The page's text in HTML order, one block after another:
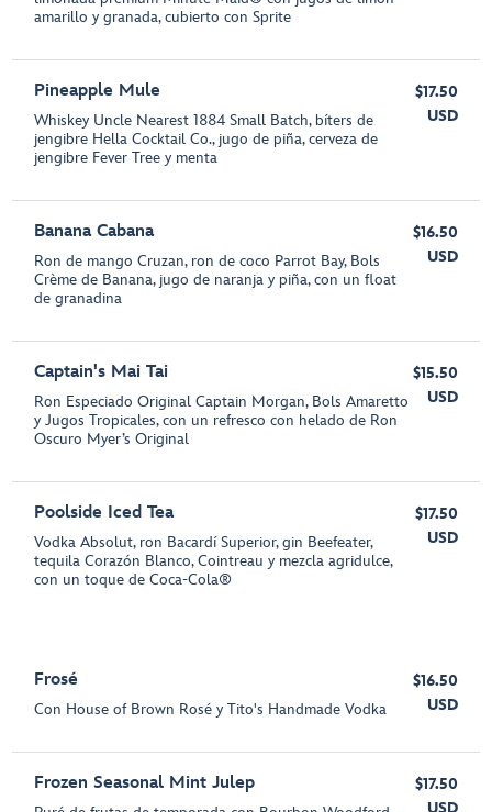
amarillo y granada, cubierto con Sprite
Pineapple Mule
Whiskey Uncle Nearest 1884 Small Batch, bíters de
jengibre Hella Cocktail Co., jugo de piña, cerveza de
jengibre Fever Tree y menta
$17.50
USD
Banana Cabana
Ron de mango Cruzan, ron de coco Parrot Bay, Bols
Crème de Banana, jugo de naranja y piña, con un float
de granadina
$16.50
USD
Captain's Mai Tai
Ron Especiado Original Captain Morgan, Bols Amaretto
y Jugos Tropicales, con un refresco con helado de Ron
Oscuro Myer’s Original
$15.50
USD
Poolside Iced Tea
Vodka Absolut, ron Bacardí Superior, gin Beefeater,
tequila Corazón Blanco, Cointreau y mezcla agridulce,
con un toque de Coca-Cola®
$17.50
USD
Frosé
Con House of Brown Rosé y Tito's Handmade Vodka
$16.50
USD
Frozen Seasonal Mint Julep
$17.50
USD